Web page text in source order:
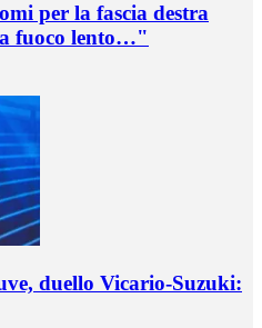
per la fascia destra
fuoco lento…"
duello Vicario-Suzuki: